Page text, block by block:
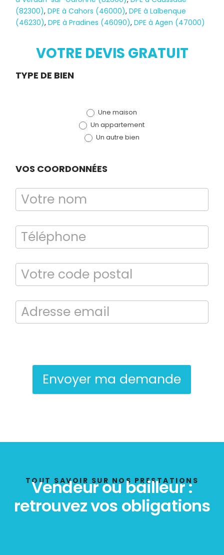
TERMITES
DPE
(82300),DPE à Cahors (46000),DPE à Lalbenque
(46230),DPE à Pradines (46090),DPE à Agen (47000)
VOTRE DEVIS GRATUIT
Demande
TYPE DE BIEN
Une maison
Un appartement
Un autre bien
VOS COORDONNÉES
Envoyer ma demande
TOUT SAVOIR SUR NOS PRESTATIONS
Vendeur ou bailleur :
retrouvez vos obligations